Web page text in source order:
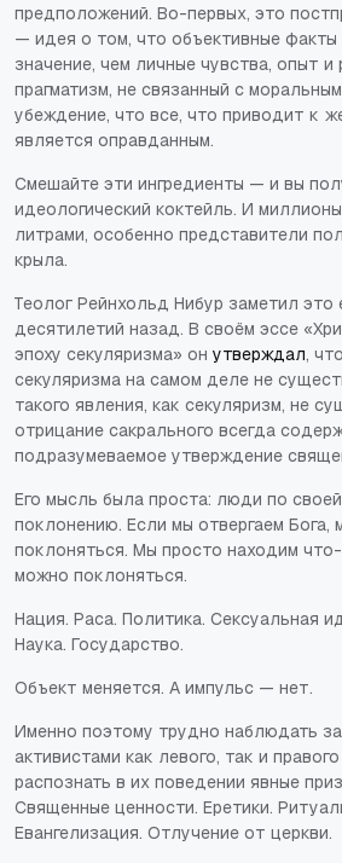
предположений. Во-первых, это
— идея о том, что объективные
значение, чем личные чувства, опыт
прагматизм, не связанный с
убеждение, что все, что приводит к
является оправданным.
Смешайте эти ингредиенты — и вы
идеологический коктейль. И
литрами, особенно представители
крыла.
Теолог Рейнхольд Нибур заметил это
десятилетий назад. В своём эссе
эпоху секуляризма» он утверждал,
секуляризма на самом деле не
такого явления, как секуляризм, не
отрицание сакрального всегда
подразумеваемое утверждение
Его мысль была проста: люди по
поклонению. Если мы отвергаем Бога,
поклоняться. Мы просто находим
можно поклоняться.
Нация. Раса. Политика. Сексуальная
Наука. Государство.
Объект меняется. А импульс — нет.
Именно поэтому трудно наблюдать
активистами как левого, так и
распознать в их поведении явные
Священные ценности. Еретики.
Евангелизация. Отлучение от церкви.